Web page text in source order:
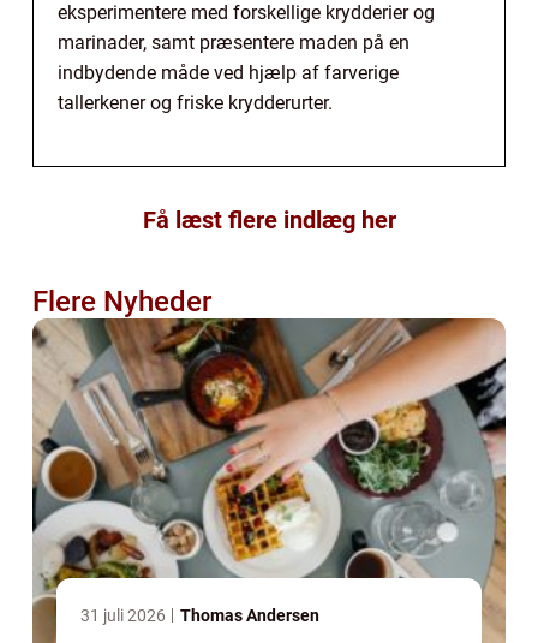
eksperimentere med forskellige krydderier og
marinader, samt præsentere maden på en
indbydende måde ved hjælp af farverige
tallerkener og friske krydderurter.
Få læst flere indlæg her
Flere Nyheder
31 juli 2026 Thomas Andersen